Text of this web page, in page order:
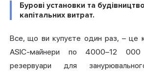
Бурові установки та
капітальних витрат.
Все, що ви купуєте один раз, – це
ASIC-майнери по 4000–12 000
резервуари для